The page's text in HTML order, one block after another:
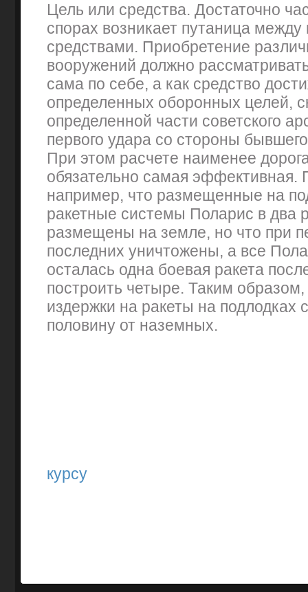
Цель или средства. Достаточно
спорах возникает путаница
средствами. Приобретение
вооружений должно
сама по себе, а как средство
определенных оборонных целей,
определенной части советского
первого удара со стороны
При этом расчете наименее
обязательно самая эффективная.
например, что размещенные на
ракетные системы Поларис в два
размещены на земле, но что при
последних уничтожены, а все
осталась одна боевая ракета
построить четыре. Таким
издержки на ракеты на подлодках
половину от наземных.
курсу